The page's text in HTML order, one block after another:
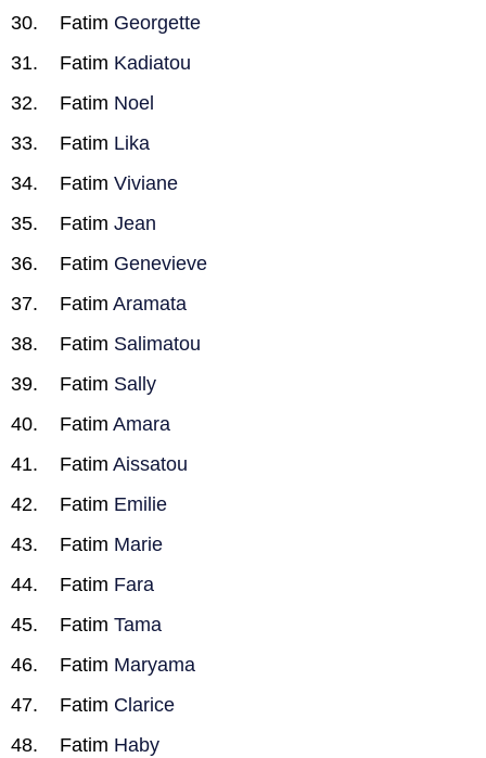
Fatim Georgette
Fatim Kadiatou
Fatim Noel
Fatim Lika
Fatim Viviane
Fatim Jean
Fatim Genevieve
Fatim Aramata
Fatim Salimatou
Fatim Sally
Fatim Amara
Fatim Aissatou
Fatim Emilie
Fatim Marie
Fatim Fara
Fatim Tama
Fatim Maryama
Fatim Clarice
Fatim Haby